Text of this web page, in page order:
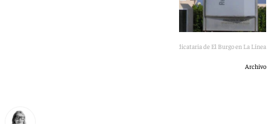
La empresa Boibella S.L.U. por 502.000e de canóan adjudicataria de El Burgo en La Línea
Archivo